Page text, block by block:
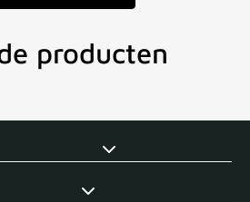
producten
dag verstuurd Echte winkel +35